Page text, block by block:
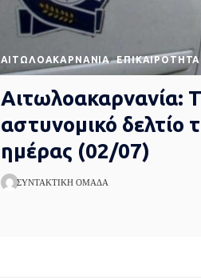
AΙΤΩΛΟΑΚΑΡΝΑΝΊΑ EΠΙΚΑΙΡΌΤΗΤΑ
Αιτωλοακαρνανία:
αστυνομικό δελτίο
ημέρας (02/07)
ΣΥΝΤΑΚΤΙΚΉ ΟΜΆΔΑ